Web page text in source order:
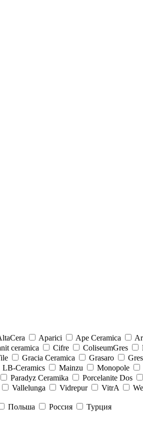
Aparici Ape Ceramica
ceramica Cifre ColiseumGres
Gracia Ceramica Grasaro
LB-Ceramics Mainzu Monopole
Paradyz Сeramika Porcelanite Dos
Vallelunga Vidrepur VitrA
Польша Россия
Турция